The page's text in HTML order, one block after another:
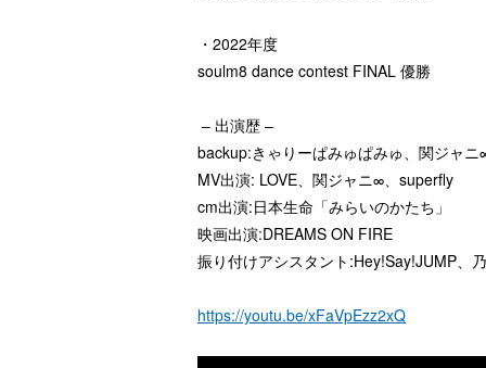
・2022年度
soulm8 dance contest FINAL 優勝
– 出演歴 –
backup:きゃりーぱみゅぱみゅ、関ジャ
MV出演: LOVE、関ジャニ∞、superfly
cm出演:日本生命「みらいのかたち」
映画出演:DREAMS ON FIRE
振り付けアシスタント:Hey!Say!JUMP、
https://youtu.be/xFaVpEzz2xQ